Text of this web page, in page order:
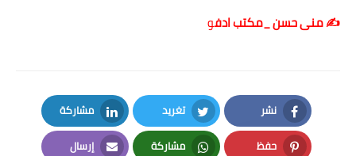
✍️ منى حسن _مكتب ادفو
نشر
Facebook
تغريد
Twitter
مشاركة
LinkedIn
حفظ مشاركة إرسال